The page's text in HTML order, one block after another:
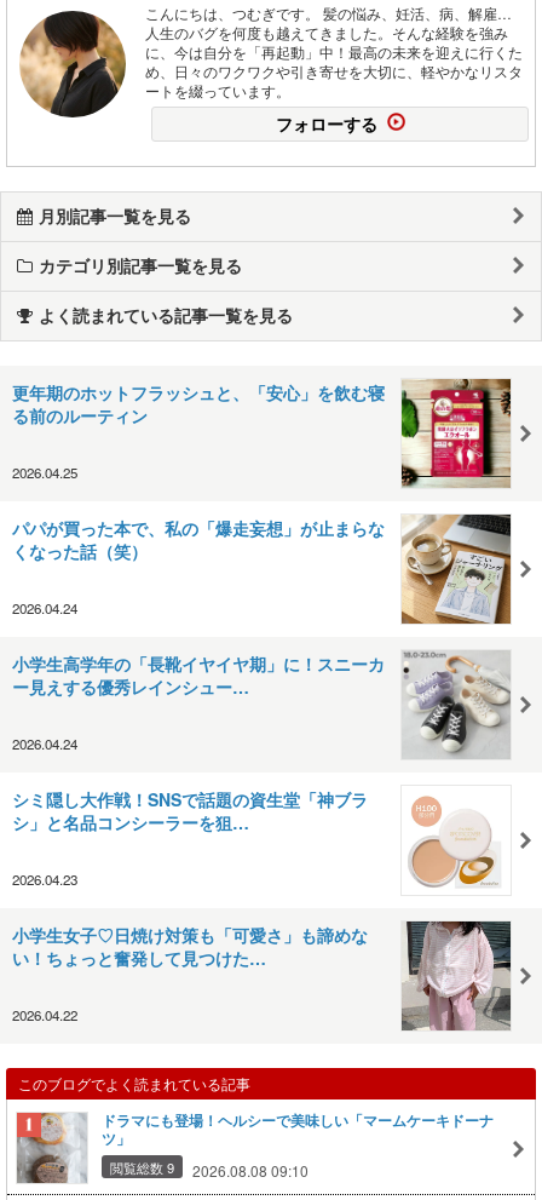
こんにちは、つむぎです。 髪の悩み、妊活、病、解雇…
人生のバグを何度も越えてきました。そんな経験を強み
に、今は自分を「再起動」中！最高の未来を迎えに行くた
め、日々のワクワクや引き寄せを大切に、軽やかなリスタ
ートを綴っています。
フォローする
月別記事一覧を見る
カテゴリ別記事一覧を見る
よく読まれている記事一覧を見る
更年期のホットフラッシュと、「安心」を飲む寝
る前のルーティン
2026.04.25
パパが買った本で、私の「爆走妄想」が止まらな
くなった話（笑）
2026.04.24
小学生高学年の「長靴イヤイヤ期」に！スニーカ
ー見えする優秀レインシュー…
2026.04.24
シミ隠し大作戦！SNSで話題の資生堂「神ブラ
シ」と名品コンシーラーを狙…
2026.04.23
小学生女子♡日焼け対策も「可愛さ」も諦めな
い！ちょっと奮発して見つけた…
2026.04.22
このブログでよく読まれている記事
ドラマにも登場！ヘルシーで美味しい「マームケーキドーナ
ツ」
閲覧総数 9 2026.08.08 09:10